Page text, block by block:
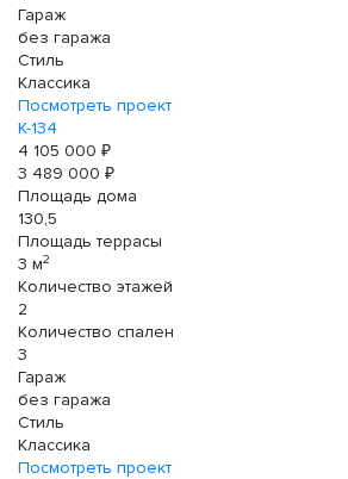
Гараж
без гаража
Стиль
Классика
Посмотреть проект
К-134
4 105 000 ₽
3 489 000 ₽
Площадь дома
130,5
Площадь террасы
3 м2
Количество этажей
2
Количество спален
3
Гараж
без гаража
Стиль
Классика
Посмотреть проект